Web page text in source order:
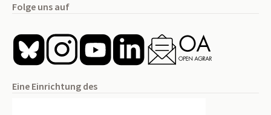
Folge uns auf
Eine Einrichtung des